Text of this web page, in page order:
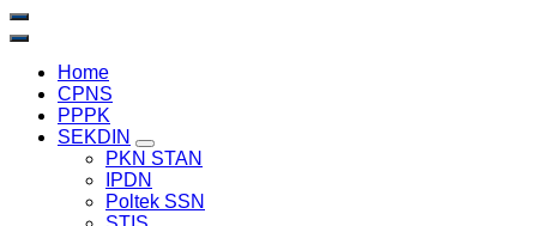
Home
CPNS
PPPK
SEKDIN
PKN STAN
IPDN
Poltek SSN